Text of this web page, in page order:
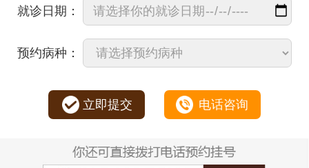
就诊日期：
预约病种：
立即提交 电话咨询